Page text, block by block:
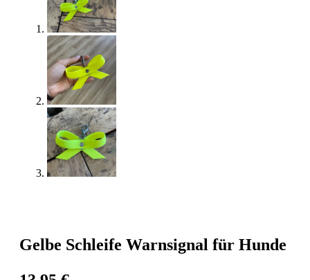
Gelbe Schleife Warnsignal für Hunde